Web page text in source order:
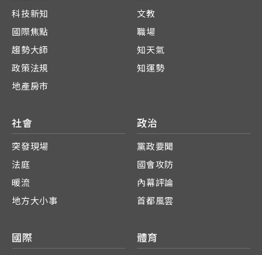
科技新知
國際焦點
趨勢大師
政策法規
地產房市
文教
職場
知天氣
知運勢
社會
突發現場
法庭
暖流
地方大小事
政治
黨政要聞
國會攻防
內幕評論
首都風雲
國際 體育